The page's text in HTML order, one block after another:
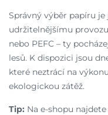
Správný výběr papíru
udržitelnějšímu
nebo PEFC – ty
lesů. K dispozici jsou
které neztrácí na
ekologickou zátěž.
Tip: Na e-shopu